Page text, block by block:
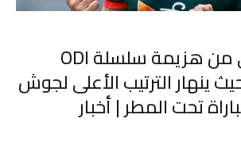
أستراليا تعاني من هزيمة سلسلة ODI
ينهار الترتيب الأعلى لجوش
تحت المطر | أخبار